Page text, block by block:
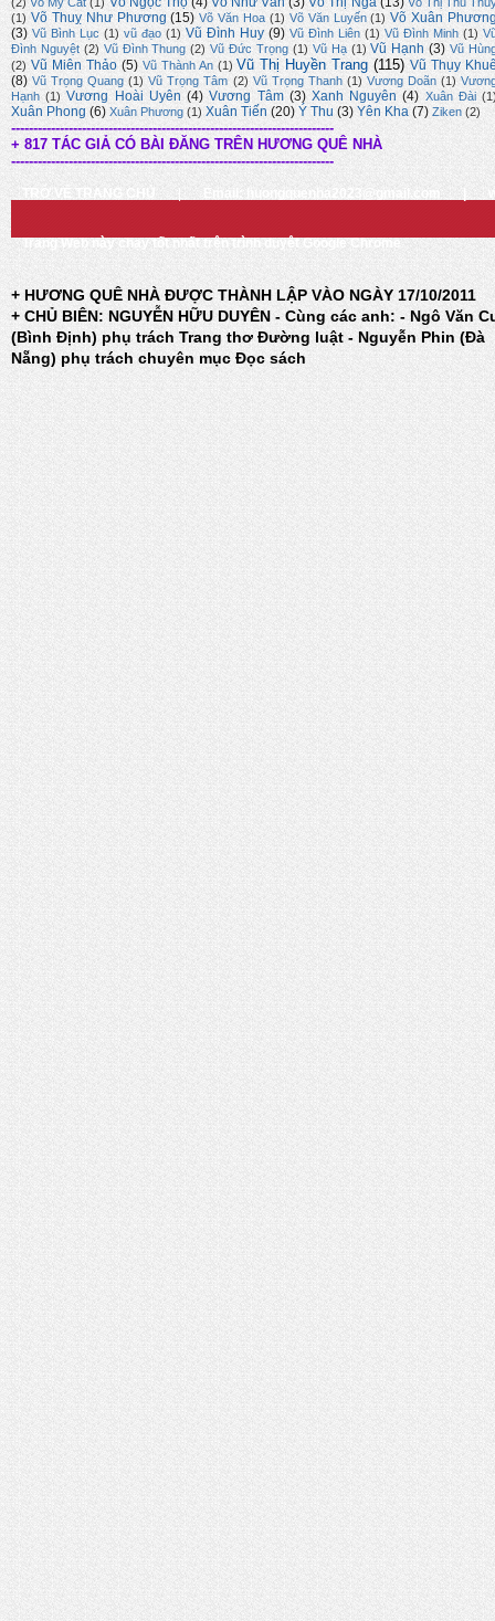
(2) Võ Mỹ Cát (1)
Võ Thị Thu
(1) Võ Thuỵ Như Phương (15) Võ Văn Hoa (1) Võ Văn Luyến (1) Võ Xuân
(3) Vũ Bình Lục (1) vũ đạo (1) Vũ Đình Huy (9) Vũ Đình Liên (1) Vũ Đình Minh (1)
Đình Nguyệt (2) Vũ Đình Thung (2) Vũ Đức Trọng (1) Vũ Hạ (1) Vũ Hạnh (3) Vũ
(2) Vũ Miên Thảo (5) Vũ Thành An (1) Vũ Thị Huyền Trang (115) Vũ Thụy
(8) Vũ Trọng Quang (1) Vũ Trọng Tâm (2) Vũ Trọng Thanh (1) Vương Doãn (1)
Hạnh (1) Vương Hoài Uyên (4) Vương Tâm (3) Xanh Nguyên (4) Xuân Đài
Xuân Phong (6) Xuân Phương (1) Xuân Tiến (20) Ý Thu (3) Yên Kha (7) Ziken (2)
-------------------------------------------------------------------------
+ 817 TÁC GIẢ CÓ BÀI ĐĂNG TRÊN HƯƠNG QUÊ NHÀ
-------------------------------------------------------------------------
TRỞ VỀ TRANG CHỦ Email: huongquenha2023@gmail.com
Trang Web này chạy tốt nhất trên trình duyệt Google Chrome
+ HƯƠNG QUÊ NHÀ ĐƯỢC THÀNH LẬP VÀO NGÀY 17/10/2011
+ CHỦ BIÊN: NGUYỄN HỮU DUYÊN - Cùng các anh: - Ngô Văn
(Bình Định) phụ trách Trang thơ Đường luật - Nguyễn Phin (Đà
Nẵng) phụ trách chuyên mục Đọc sách